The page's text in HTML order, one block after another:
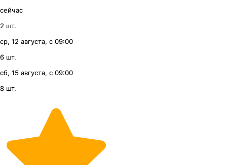
сейчас
2 шт.
ср, 12 августа, с 09:00
6 шт.
сб, 15 августа, с 09:00
8 шт.